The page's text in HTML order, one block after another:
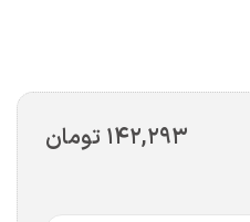
۱۴۲,۲۹۳ تومان